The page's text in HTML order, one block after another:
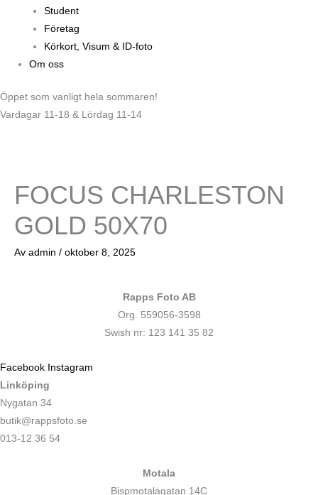
Student
Företag
Körkort, Visum & ID-foto
Om oss
Öppet som vanligt hela sommaren!
Vardagar 11-18 & Lördag 11-14
FOCUS CHARLESTON
GOLD 50X70
Av admin / oktober 8, 2025
Rapps Foto AB
Org. 559056-3598
Swish nr: 123 141 35 82
Facebook Instagram
Linköping
Nygatan 34
butik@rappsfoto.se
013-12 36 54
Motala
Bispmotalagatan 14C